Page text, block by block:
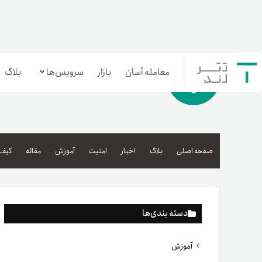
معامله آسان بازار سرویس‌ها
بازار تترلند
سرمایه‌گذاری آسان
بلاگ
صفحه اصلی بلاگ اخبار امنیت آموزش مقاله
دسته بندی‌ها
آموزش